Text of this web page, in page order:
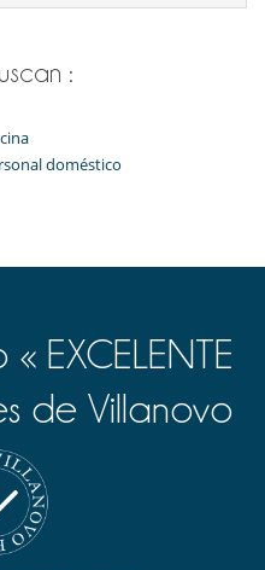
:
doméstico
EXCELENTE
de Villanovo